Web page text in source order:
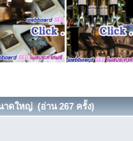
ดใหญ่ (อ่าน 267 ครั้ง)